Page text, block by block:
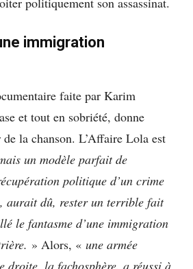
immigration
faite par Karim
et tout en sobriété, donne
la chanson. L’Affaire Lola est
un modèle parfait de
politique d’un crime
aurait dû, rester un terrible fait
le fantasme d’une immigration
» Alors, « une armée
droite, la fachosphère, a réussi à